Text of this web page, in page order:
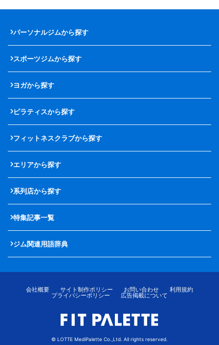
パーソナルジムから探す
スポーツジムから探す
ヨガから探す
ピラティスから探す
フィットネスクラブから探す
エリアから探す
系列店から探す
特集記事一覧
ジム関連用語辞典
会社概要 サイト制作ポリシー お問い合わせ
利用規約
プライバシーポリシー
広告掲載について
© LOTTE MediPalette Co.,Ltd. All rights reserved.